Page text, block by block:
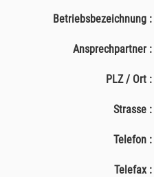
Betriebsbezeichnung :
Ansprechpartner :
PLZ / Ort :
Strasse :
Telefon :
Telefax :